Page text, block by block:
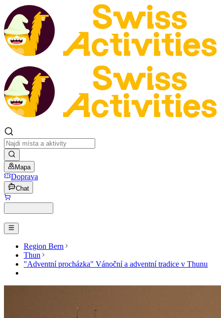
Mapa
Doprava
Chat
Region Bern
Thun
"Adventní procházka" Vánoční a adventní tradice v Thunu